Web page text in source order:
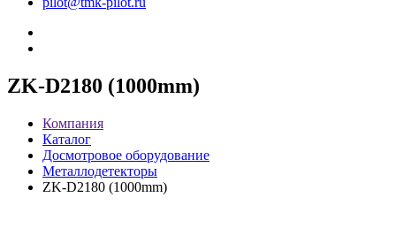
ZK-D2180 (1000mm)
Компания
Каталог
Досмотровое оборудование
Металлодетекторы
ZK-D2180 (1000mm)